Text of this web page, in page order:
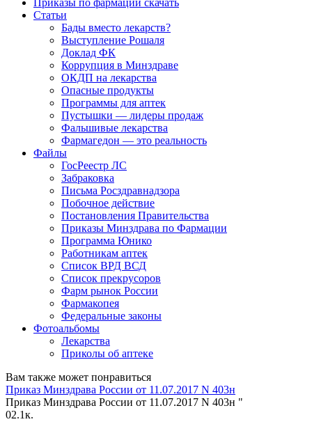
Статьи
Бады вместо лекарств?
Выступление Рошаля
Доклад ФК
Коррупция в Минздраве
ОКДП на лекарства
Опасные продукты
Программы для аптек
Пустышки — лидеры продаж
Фальшивые лекарства
Фармагедон — это реальность
Файлы
ГосРеестр ЛС
Забраковка
Письма Росздравнадзора
Побочное действие
Постановления Правительства
Приказы Минздрава по Фармации
Программа Юнико
Работникам аптек
Список ВРД ВСД
Список прекрусоров
Фарм рынок России
Фармакопея
Федеральные законы
Фотоальбомы
Лекарства
Приколы об аптеке
Вам также может понравиться
Приказ Минздрава России от 11.07.2017 N 403н
Приказ Минздрава России от 11.07.2017 N 403н "
02.1к.